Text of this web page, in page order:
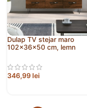
Dulap TV stejar maro
102x36x50 cm, lemn
346,99 lei